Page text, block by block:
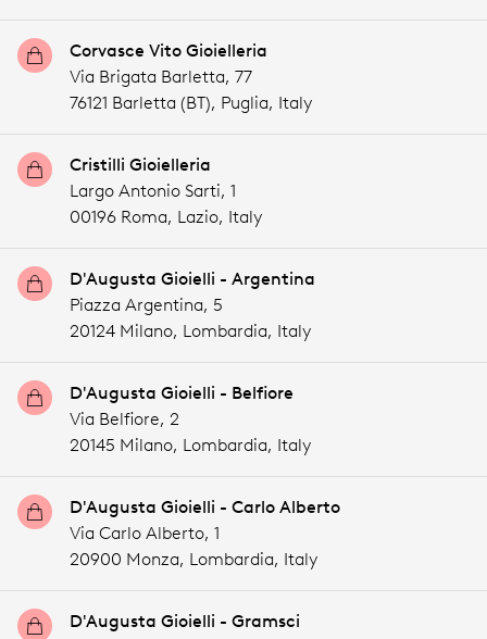
Corvasce Vito Gioielleria
Via Brigata Barletta, 77
76121 Barletta (BT), Puglia, Italy
Cristilli Gioielleria
Largo Antonio Sarti, 1
00196 Roma, Lazio, Italy
D'Augusta Gioielli - Argentina
Piazza Argentina, 5
20124 Milano, Lombardia, Italy
D'Augusta Gioielli - Belfiore
Via Belfiore, 2
20145 Milano, Lombardia, Italy
D'Augusta Gioielli - Carlo Alberto
Via Carlo Alberto, 1
20900 Monza, Lombardia, Italy
D'Augusta Gioielli - Gramsci